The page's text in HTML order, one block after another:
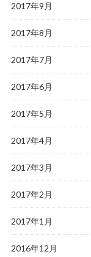
2017年9月
2017年8月
2017年7月
2017年6月
2017年5月
2017年4月
2017年3月
2017年2月
2017年1月
2016年12月